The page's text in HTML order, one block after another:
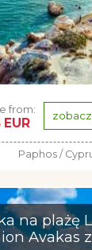
from:
EUR
Paphos /
na plażę
Avakas